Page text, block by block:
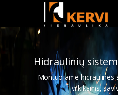
Hidraulinių
Montuojame hidraulines
vilkikams,